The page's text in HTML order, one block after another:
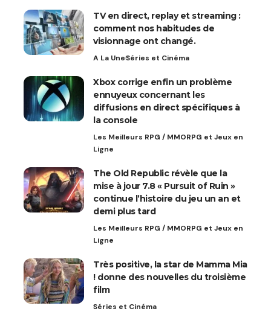
TV en direct, replay et streaming :
comment nos habitudes de
visionnage ont changé.
A La UneSéries et Cinéma
Xbox corrige enfin un problème
ennuyeux concernant les
diffusions en direct spécifiques à
la console
Les Meilleurs RPG / MMORPG et Jeux en
Ligne
The Old Republic révèle que la
mise à jour 7.8 « Pursuit of Ruin »
continue l’histoire du jeu un an et
demi plus tard
Les Meilleurs RPG / MMORPG et Jeux en
Ligne
Très positive, la star de Mamma Mia
! donne des nouvelles du troisième
film
Séries et Cinéma